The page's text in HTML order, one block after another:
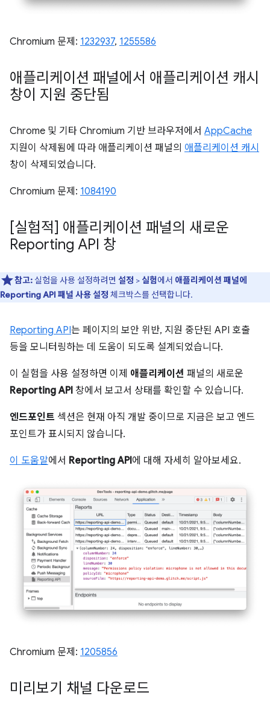
Chromium 문제: 1232937, 1255586
애플리케이션 패널에서 애플리케이션 캐시
창이 지원 중단됨
Chrome 및 기타 Chromium 기반 브라우저에서 AppCache
지원이 삭제됨에 따라 애플리케이션 패널의 애플리케이션 캐시
창이 삭제되었습니다.
Chromium 문제: 1084190
[실험적] 애플리케이션 패널의 새로운
Reporting API 창
참고: 실험을 사용 설정하려면 설정 > 실험에서 애플리케이션 패널에
Reporting API 패널 사용 설정 체크박스를 선택합니다.
Reporting API는 페이지의 보안 위반, 지원 중단된 API 호출
등을 모니터링하는 데 도움이 되도록 설계되었습니다.
이 실험을 사용 설정하면 이제 애플리케이션 패널의 새로운
Reporting API 창에서 보고서 상태를 확인할 수 있습니다.
엔드포인트 섹션은 현재 아직 개발 중이므로 지금은 보고 엔드
포인트가 표시되지 않습니다.
이 도움말에서 Reporting API에 대해 자세히 알아보세요.
Chromium 문제: 1205856
미리보기 채널 다운로드